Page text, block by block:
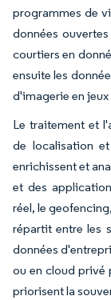
programmes de
données
courtiers en
ensuite les
d'imagerie en
Le traitement et
de localisation
enrichissent et
et des
réel, le
répartit entre les
données
ou en cloud privé
priorisent la